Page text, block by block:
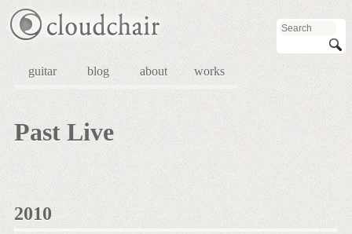
guitar blog about works
Past Live
2010